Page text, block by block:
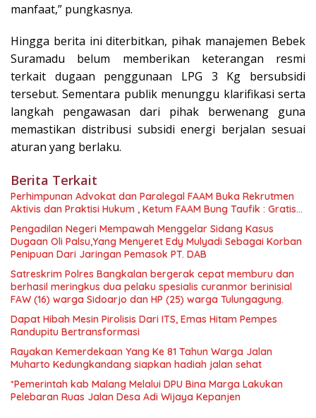
manfaat,” pungkasnya.
Hingga berita ini diterbitkan, pihak manajemen Bebek
Suramadu belum memberikan keterangan resmi
terkait dugaan penggunaan LPG 3 Kg bersubsidi
tersebut. Sementara publik menunggu klarifikasi serta
langkah pengawasan dari pihak berwenang guna
memastikan distribusi subsidi energi berjalan sesuai
aturan yang berlaku.
Berita Terkait
Perhimpunan Advokat dan Paralegal FAAM Buka Rekrutmen
Aktivis dan Praktisi Hukum , Ketum FAAM Bung Taufik : Gratis…
Pengadilan Negeri Mempawah Menggelar Sidang Kasus
Dugaan Oli Palsu,Yang Menyeret Edy Mulyadi Sebagai Korban
Penipuan Dari Jaringan Pemasok PT. DAB
Satreskrim Polres Bangkalan bergerak cepat memburu dan
berhasil meringkus dua pelaku spesialis curanmor berinisial
FAW (16) warga Sidoarjo dan HP (25) warga Tulungagung.
Dapat Hibah Mesin Pirolisis Dari ITS, Emas Hitam Pempes
Randupitu Bertransformasi
Rayakan Kemerdekaan Yang Ke 81 Tahun Warga Jalan
Muharto Kedungkandang siapkan hadiah jalan sehat
*Pemerintah kab Malang Melalui DPU Bina Marga Lakukan
Pelebaran Ruas Jalan Desa Adi Wijaya Kepanjen